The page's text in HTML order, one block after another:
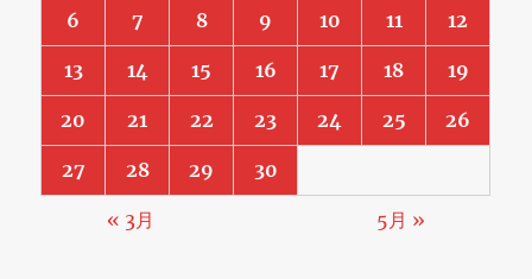
6 7 8 9 10 11 12
13 14 15 16 17 18 19
20 21 22 23 24 25 26
27 28 29 30
« 3月 5月 »